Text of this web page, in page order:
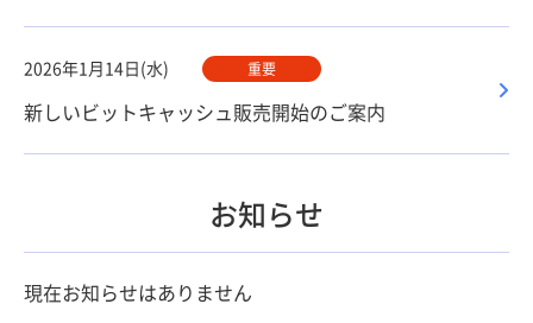
2026年1月14日(水) 重要
新しいビットキャッシュ販売開始のご案内
お知らせ
現在お知らせはありません